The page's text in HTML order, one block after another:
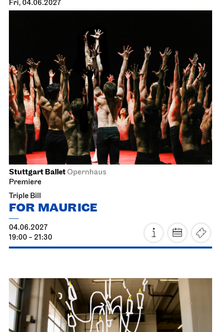
Schauspiel StuttgartKammertheater
Zierfische in Händen von Idioten
02.06.2027
19:30
Fri, 04.06.2027
Stuttgart BalletOpernhaus